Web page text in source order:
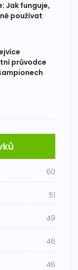
Jak funguje,
používat
průvodce
60
51
49
46
46